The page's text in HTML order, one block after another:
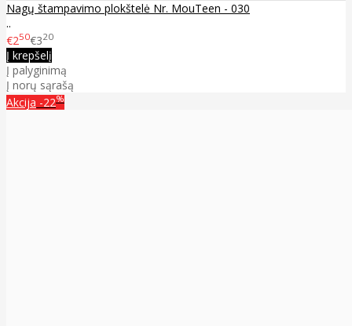
Nagų štampavimo plokštelė Nr. MouTeen - 030
..
€250€320
Į krepšelį
Į palyginimą
Į norų sąrašą
Akcija -22%